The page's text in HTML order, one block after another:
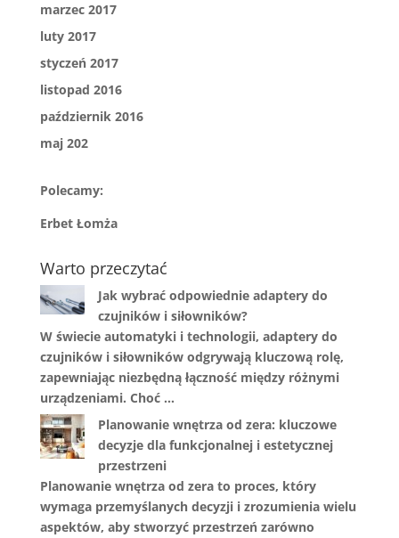
marzec 2017
luty 2017
styczeń 2017
listopad 2016
październik 2016
maj 202
Polecamy:
Erbet Łomża
Warto przeczytać
Jak wybrać odpowiednie adaptery do
czujników i siłowników?
W świecie automatyki i technologii, adaptery do
czujników i siłowników odgrywają kluczową rolę,
zapewniając niezbędną łączność między różnymi
urządzeniami. Choć …
Planowanie wnętrza od zera: kluczowe
decyzje dla funkcjonalnej i estetycznej
przestrzeni
Planowanie wnętrza od zera to proces, który
wymaga przemyślanych decyzji i zrozumienia wielu
aspektów, aby stworzyć przestrzeń zarówno